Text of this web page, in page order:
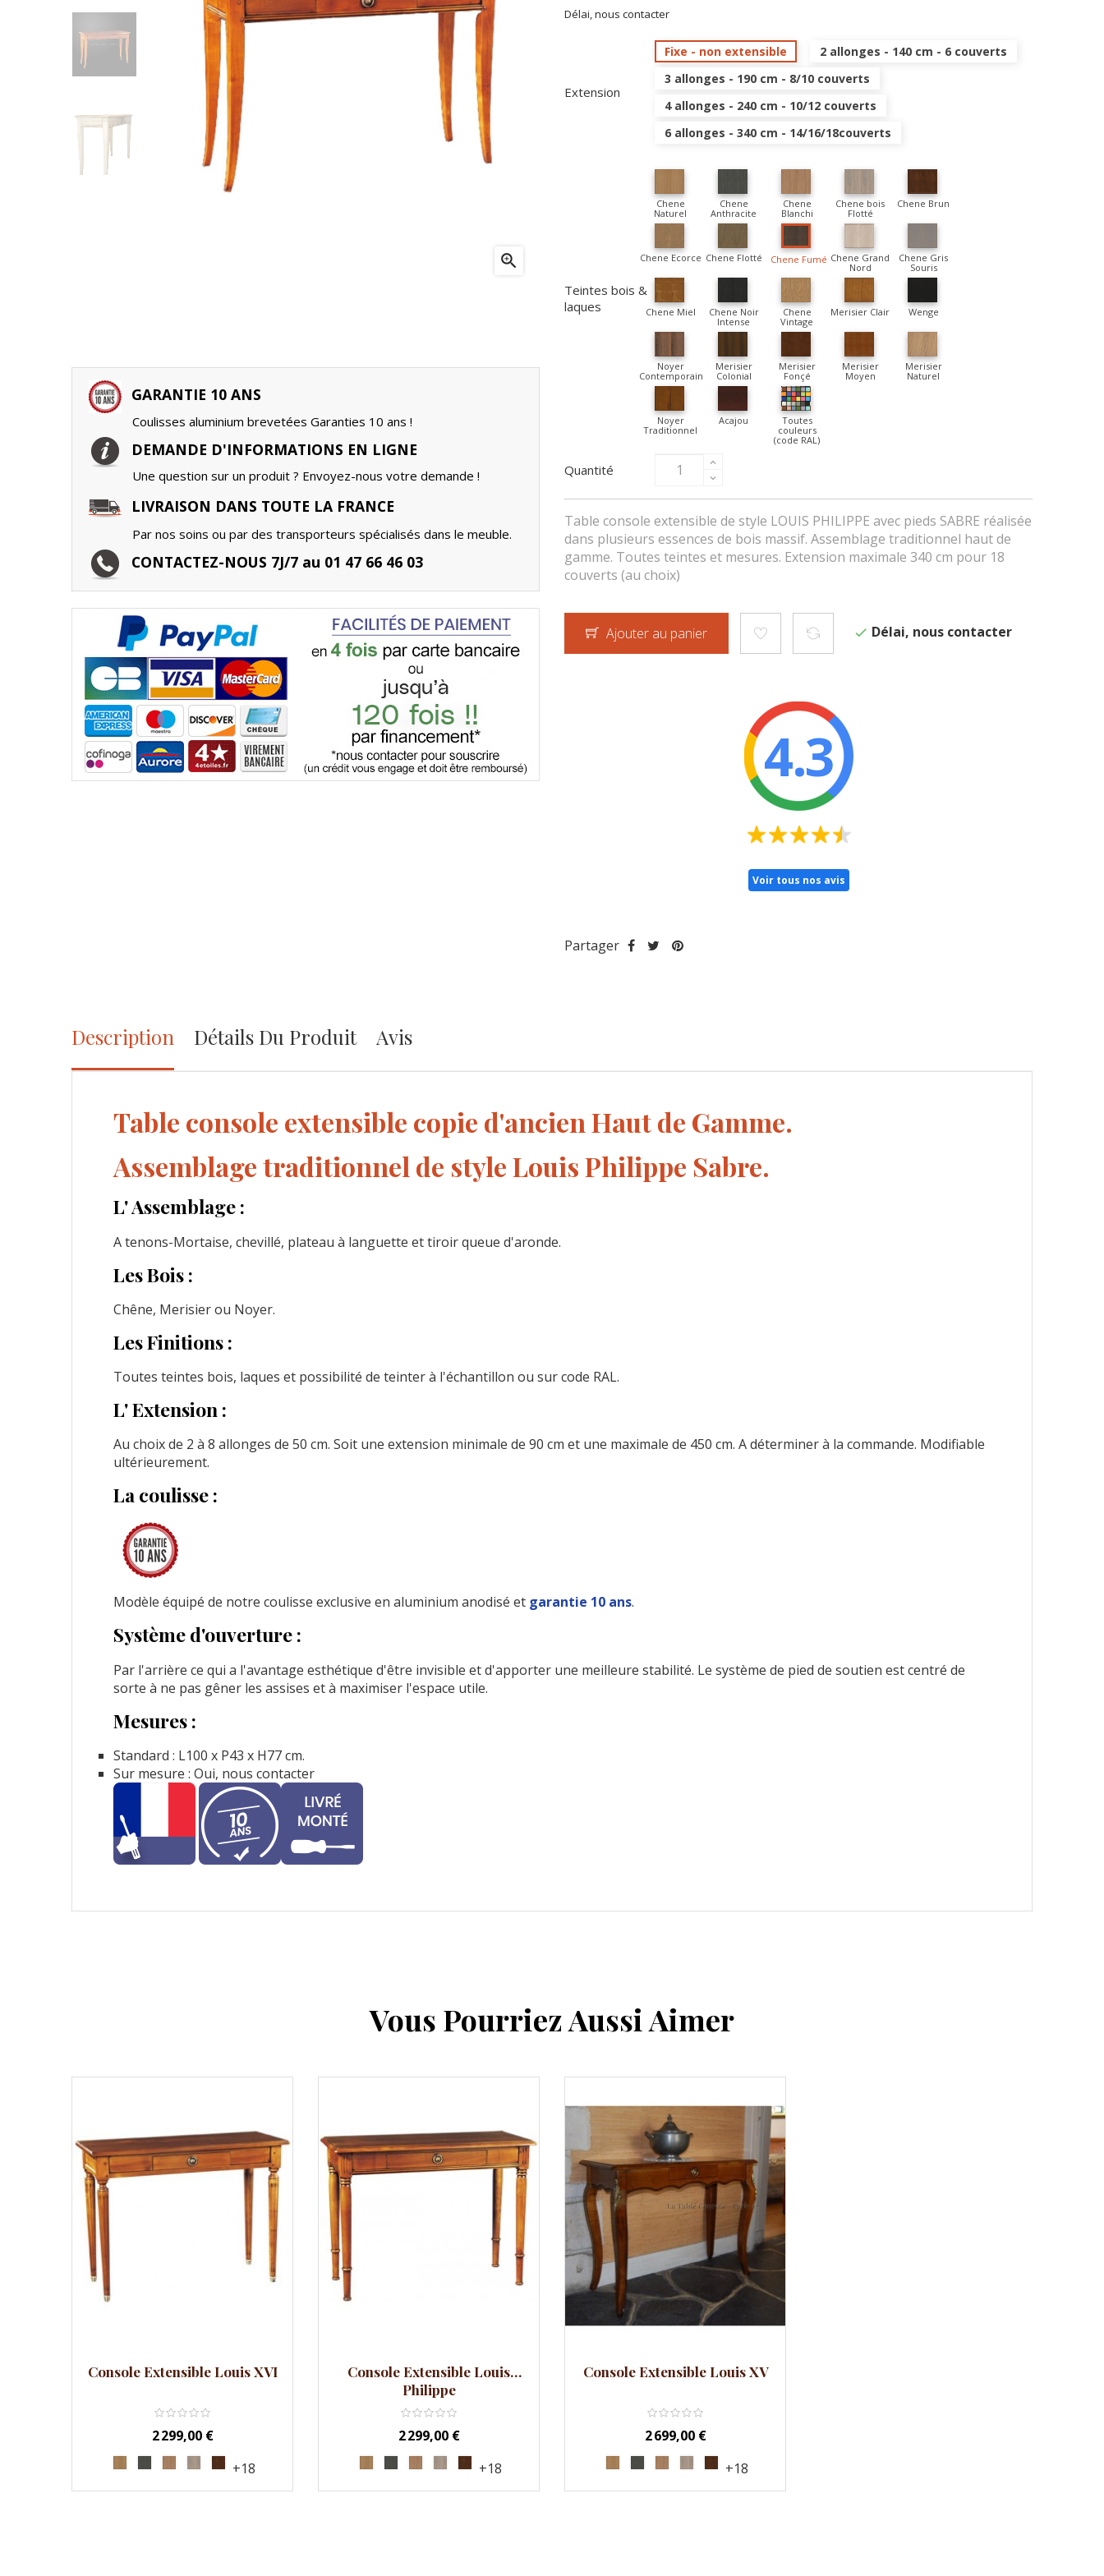

GARANTIE 10 ANS
Coulisses aluminium brevetées Garanties 10 ans !
DEMANDE D'INFORMATIONS EN LIGNE
Une question sur un produit ? Envoyez-nous votre demande !
LIVRAISON DANS TOUTE LA FRANCE
Par nos soins ou par des transporteurs spécialisés dans le meuble.
CONTACTEZ-NOUS 7J/7 au 01 47 66 46 03
Délai, nous contacter
Extension
Fixe - non extensible
2 allonges - 140 cm - 6 couverts
3 allonges - 190 cm - 8/10 couverts
4 allonges - 240 cm - 10/12 couverts
6 allonges - 340 cm - 14/16/18couverts
Teintes bois &
laques
Chene
Naturel
Chene
Anthracite
Chene
Blanchi
Chene bois
Flotté
Chene Brun
Chene Ecorce Chene Flotté Chene Fumé Chene Grand
Nord
Chene Gris
Souris
Chene Miel
Chene Noir
Intense
Chene
Vintage
Merisier Clair Wenge
Noyer
Contemporain
Merisier
Colonial
Merisier
Fonçé
Merisier
Moyen
Merisier
Naturel
Noyer
Traditionnel
Acajou
Toutes
couleurs
(code RAL)
Quantité
Table console extensible de style LOUIS PHILIPPE avec pieds SABRE réalisée
dans plusieurs essences de bois massif. Assemblage traditionnel haut de
gamme. Toutes teintes et mesures. Extension maximale 340 cm pour 18
couverts (au choix)
Ajouter au panier Délai, nous contacter
4.3
Voir tous nos avis
Partager
Description Détails Du Produit Avis
Table console extensible copie d'ancien Haut de Gamme.
Assemblage traditionnel de style Louis Philippe Sabre.
L' Assemblage :
A tenons-Mortaise, chevillé, plateau à languette et tiroir queue d'aronde.
Les Bois :
Chêne, Merisier ou Noyer.
Les Finitions :
Toutes teintes bois, laques et possibilité de teinter à l'échantillon ou sur code RAL.
L' Extension :
Au choix de 2 à 8 allonges de 50 cm. Soit une extension minimale de 90 cm et une maximale de 450 cm. A déterminer à la commande. Modifiable
ultérieurement.
La coulisse :
Modèle équipé de notre coulisse exclusive en aluminium anodisé et garantie 10 ans.
Système d'ouverture :
Par l'arrière ce qui a l'avantage esthétique d'être invisible et d'apporter une meilleure stabilité. Le système de pied de soutien est centré de
sorte à ne pas gêner les assises et à maximiser l'espace utile.
Mesures :
Standard : L100 x P43 x H77 cm.
Sur mesure : Oui, nous contacter
Vous Pourriez Aussi Aimer
Aperçu rapide
Comparer
Console Extensible Louis XVI
Prix
2 299,00 €
+18
Aperçu rapide
Comparer
Console Extensible Louis
Philippe
Prix
2 299,00 €
+18
Console Extensible Louis XV
Prix
2 699,00 €
+18